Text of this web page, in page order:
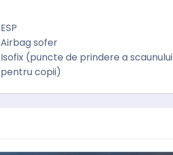
ESP
Airbag sofer
Isofix (puncte de prindere a scaunului
pentru copii)